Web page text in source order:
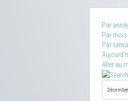
Par
Par mois
Par
Aller au